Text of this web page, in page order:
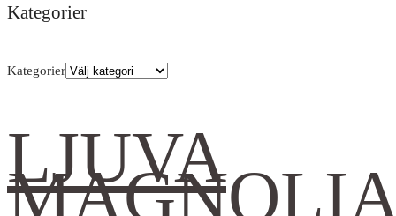
Kategorier
Kategorier
LJUVA